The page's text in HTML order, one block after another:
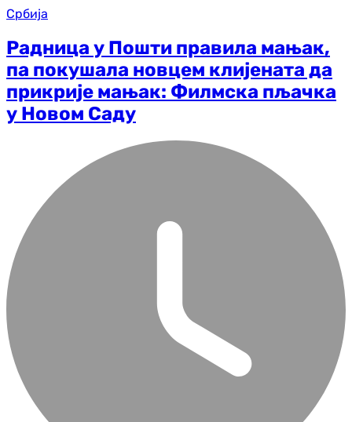
Србија
Радница у Пошти правила мањак,
па покушала новцем клијената да
прикрије мањак: Филмска пљачка
у Новом Саду